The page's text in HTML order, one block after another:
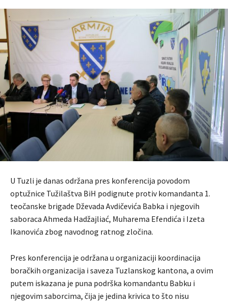
U Tuzli je danas održana pres konferencija povodom
optužnice Tužilaštva BiH podignute protiv komandanta 1.
teočanske brigade Dževada Avdičevića Babka i njegovih
saboraca Ahmeda Hadžajliać, Muharema Efendića i Izeta
Ikanovića zbog navodnog ratnog zločina.
Pres konferencija je održana u organizaciji koordinacija
boračkih organizacija i saveza Tuzlanskog kantona, a ovim
putem iskazana je puna podrška komandantu Babku i
njegovim saborcima, čija je jedina krivica to što nisu